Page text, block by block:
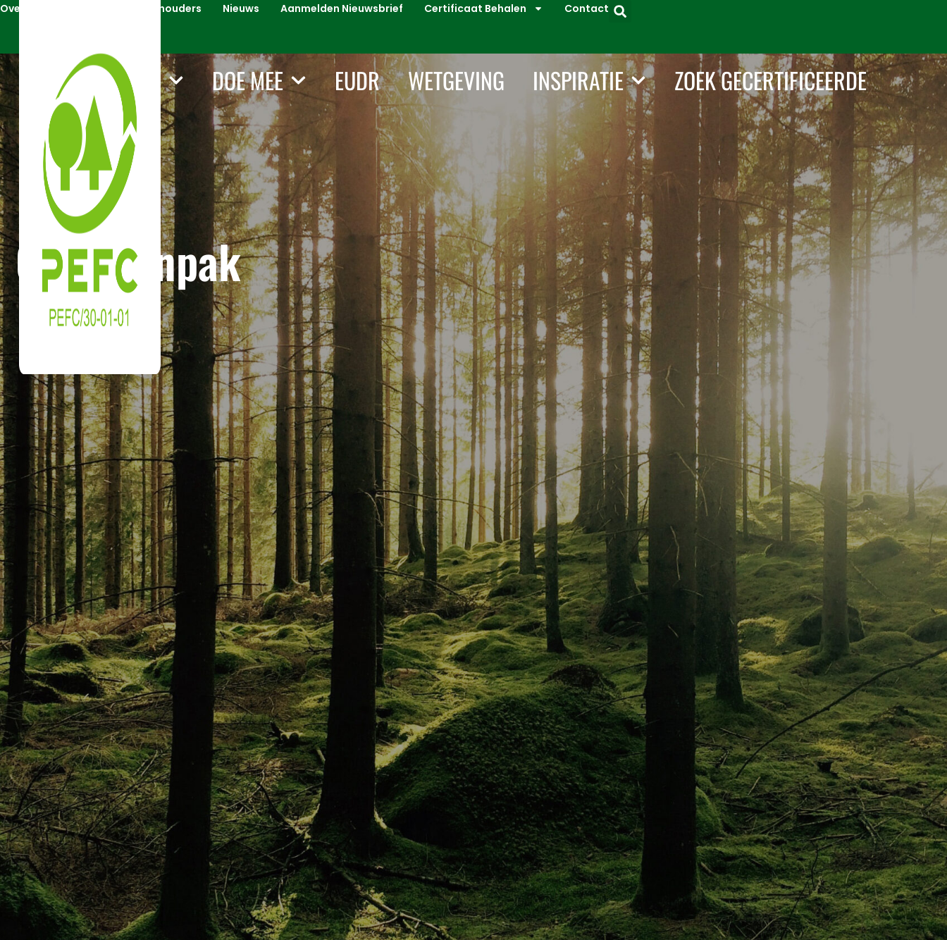
Over PEFC Voor Certificaathouders Nieuws Aanmelden Nieuwsbrief Certificaat Behalen Contact
WAT WIJ DOEN DOE MEE EUDR WETGEVING INSPIRATIE ZOEK GECERTIFICEERDE
Onze aanpak